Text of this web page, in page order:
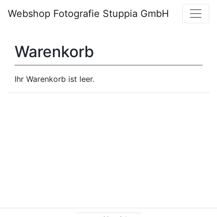
Webshop Fotografie Stuppia GmbH
Warenkorb
Ihr Warenkorb ist leer.